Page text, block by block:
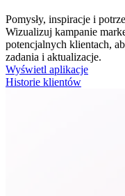
Pomysły, inspiracje i
Wizualizuj kampanie
potencjalnych klientach,
zadania i aktualizacje.
Wyświetl aplikacje
Historie klientów